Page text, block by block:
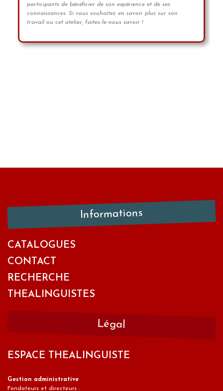
participants de bénéficier de son expérience et de ses
connaissances. Si vous souhaitez en savoir plus sur son
travail ou cet atelier, faites-le-nous savoir !
Informations
CATALOGUES
CONTACT
RECHERCHE
THEALINGUISTES
Légal
ESPACE THEALINGUISTE
Gestion administrative
Fondateurs et directeurs :